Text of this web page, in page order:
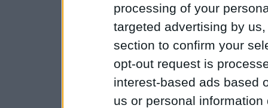
processing of your
targeted advertising by
section to confirm your
opt-out request is
interest-based ads based
us or personal